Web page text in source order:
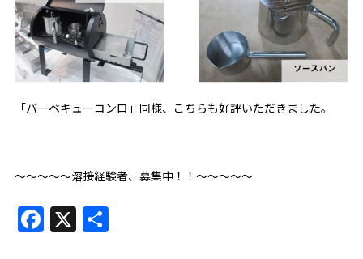
「バーベキューコンロ」同様、こちらも好評いただきました。
～～～～～溶接経験者、募集中！！～～～～～
Facebook
X 共
有